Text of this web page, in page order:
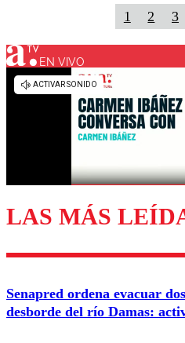
1 2 3
EN VIVO
LAS MÁS
Senapred ordena evacuar
desborde del río Damas: